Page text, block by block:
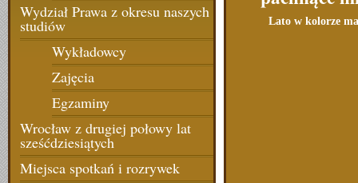
Wydział Prawa z okresu naszych
studiów
Wykładowcy
Zajęcia
Egzaminy
Wrocław z drugiej połowy lat
sześćdziesiątych
Miejsca spotkań i rozrywek
Lato w kolorze